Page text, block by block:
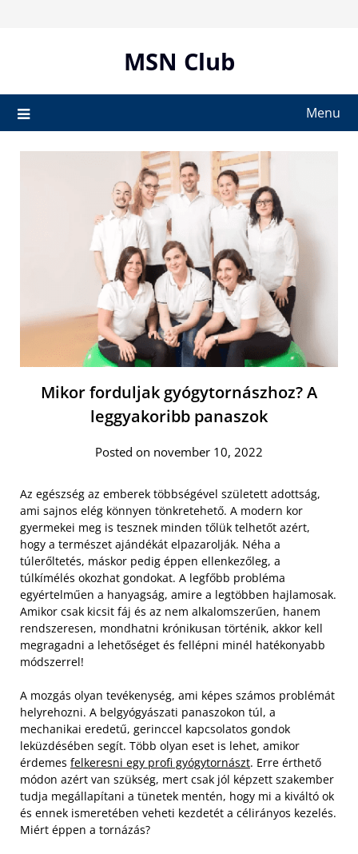
MSN Club
Menu
Mikor forduljak gyógytornászhoz? A
leggyakoribb panaszok
Posted on november 10, 2022
Az egészség az emberek többségével született adottság,
ami sajnos elég könnyen tönkretehető. A modern kor
gyermekei meg is tesznek minden tőlük telhetőt azért,
hogy a természet ajándékát elpazarolják. Néha a
túlerőltetés, máskor pedig éppen ellenkezőleg, a
túlkímélés okozhat gondokat. A legfőbb probléma
egyértelműen a hanyagság, amire a legtöbben hajlamosak.
Amikor csak kicsit fáj és az nem alkalomszerűen, hanem
rendszeresen, mondhatni krónikusan történik, akkor kell
megragadni a lehetőséget és fellépni minél hatékonyabb
módszerrel!
A mozgás olyan tevékenység, ami képes számos problémát
helyrehozni. A belgyógyászati panaszokon túl, a
mechanikai eredetű, gerinccel kapcsolatos gondok
leküzdésében segít. Több olyan eset is lehet, amikor
érdemes felkeresni egy profi gyógytornászt. Erre érthető
módon azért van szükség, mert csak jól képzett szakember
tudja megállapítani a tünetek mentén, hogy mi a kiváltó ok
és ennek ismeretében veheti kezdetét a célirányos kezelés.
Miért éppen a tornázás?